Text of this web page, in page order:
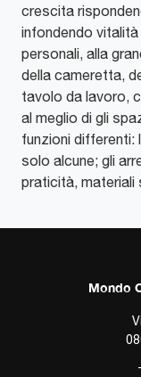
crescita
infondendo
personali, alla
della cameretta,
tavolo da lavoro,
al meglio di gli
funzioni differenti:
solo alcune; gli
praticità, materiali
Mondo